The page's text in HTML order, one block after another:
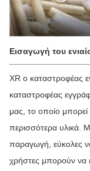
Εισαγωγή του
XR ο καταστροφέας
καταστροφέας
μας, το οποίο μπορεί
περισσότερα υλικά.
παραγωγή, εύκολες
χρήστες μπορούν να